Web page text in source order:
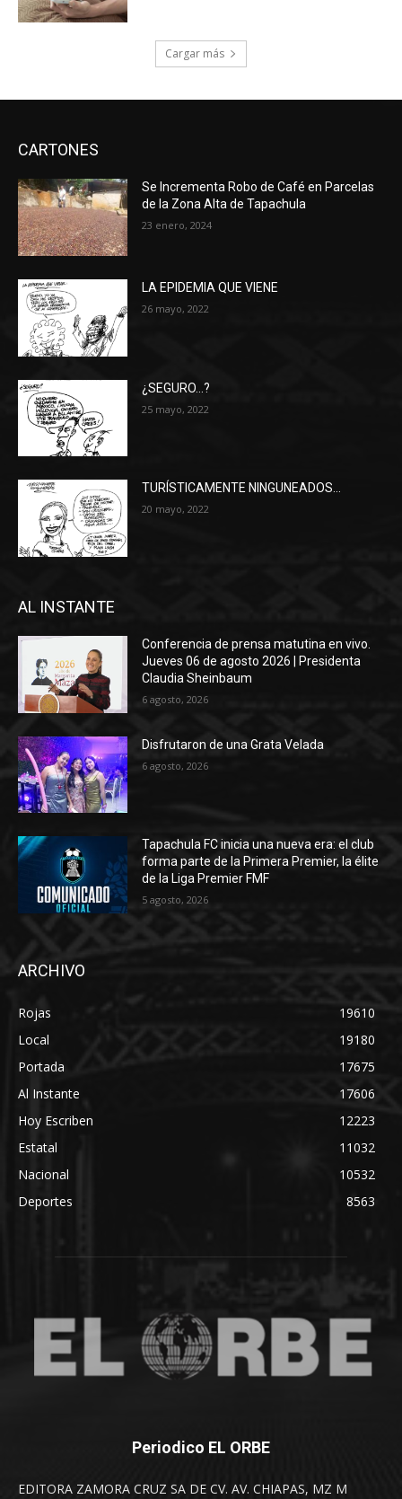
Cargar más
CARTONES
Se Incrementa Robo de Café en Parcelas
de la Zona Alta de Tapachula
23 enero, 2024
LA EPIDEMIA QUE VIENE
26 mayo, 2022
¿SEGURO…?
25 mayo, 2022
TURÍSTICAMENTE NINGUNEADOS…
20 mayo, 2022
AL INSTANTE
Conferencia de prensa matutina en vivo.
Jueves 06 de agosto 2026 | Presidenta
Claudia Sheinbaum
6 agosto, 2026
Disfrutaron de una Grata Velada
6 agosto, 2026
Tapachula FC inicia una nueva era: el club
forma parte de la Primera Premier, la élite
de la Liga Premier FMF
5 agosto, 2026
ARCHIVO
Rojas
19610
Local
19180
Portada
17675
Al Instante
17606
Hoy Escriben
12223
Estatal
11032
Nacional
10532
Deportes
8563
Periodico EL ORBE
EDITORA ZAMORA CRUZ SA DE CV. AV. CHIAPAS, MZ M